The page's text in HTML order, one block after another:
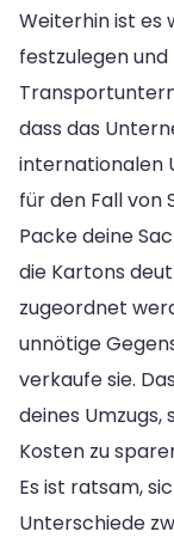
Weiterhin ist es
festzulegen
dass das
internationalen
für den Fall von
Packe deine
die Kartons
zugeordnet
unnötige
verkaufe sie.
deines
Kosten zu
Es ist ratsam,
Unterschiede